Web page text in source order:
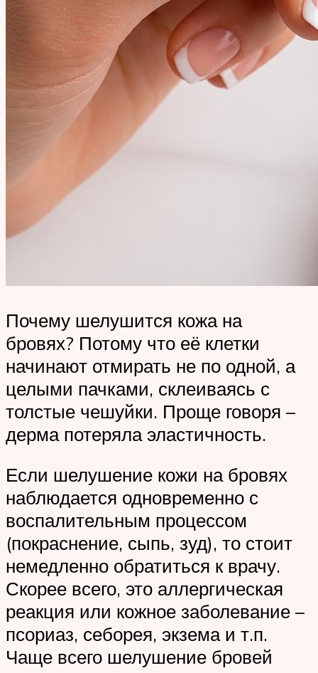
Почему шелушится кожа на
бровях? Потому что её клетки
начинают отмирать не по одной, а
целыми пачками, склеиваясь с
толстые чешуйки. Проще говоря –
дерма потеряла эластичность.
Если шелушение кожи на бровях
наблюдается одновременно с
воспалительным процессом
(покраснение, сыпь, зуд), то стоит
немедленно обратиться к врачу.
Скорее всего, это аллергическая
реакция или кожное заболевание –
псориаз, себорея, экзема и т.п.
Чаще всего шелушение бровей